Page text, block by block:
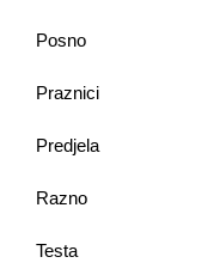
Posno
Praznici
Predjela
Razno
Testa